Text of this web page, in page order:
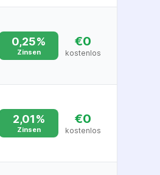
0,25%
Zinsen
€0
kostenlos
2,01%
Zinsen
€0
kostenlos